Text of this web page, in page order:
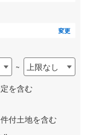
変更
~
上限なし
を含む
付土地を含む